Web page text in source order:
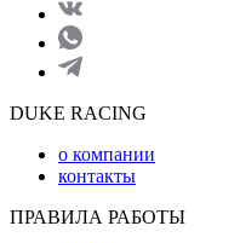
DUKE RACING
о компании
контакты
ПРАВИЛА РАБОТЫ